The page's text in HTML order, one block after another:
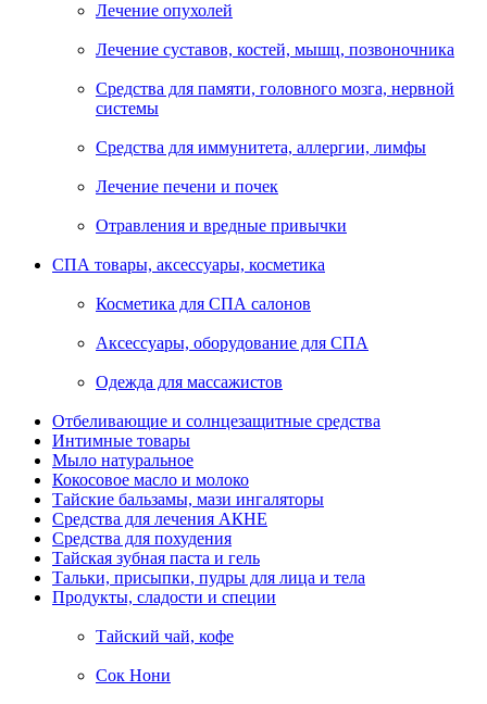
Лечение опухолей
Лечение суставов, костей, мышц, позвоночника
Средства для памяти, головного мозга, нервной
системы
Средства для иммунитета, аллергии, лимфы
Лечение печени и почек
Отравления и вредные привычки
СПА товары, аксессуары, косметика
Косметика для СПА салонов
Аксессуары, оборудование для СПА
Одежда для массажистов
Отбеливающие и солнцезащитные средства
Интимные товары
Мыло натуральное
Кокосовое масло и молоко
Тайские бальзамы, мази ингаляторы
Средства для лечения АКНЕ
Средства для похудения
Тайская зубная паста и гель
Тальки, присыпки, пудры для лица и тела
Продукты, сладости и специи
Тайский чай, кофе
Сок Нони